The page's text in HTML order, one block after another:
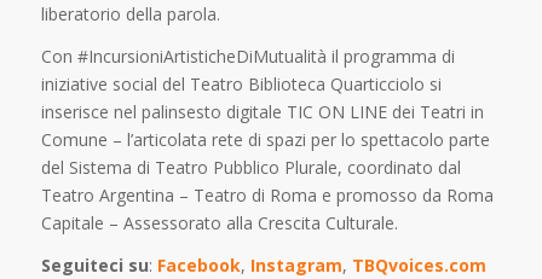
liberatorio della parola.
Con #IncursioniArtisticheDiMutualità il programma di
iniziative social del Teatro Biblioteca Quarticciolo si
inserisce nel palinsesto digitale TIC ON LINE dei Teatri in
Comune – l’articolata rete di spazi per lo spettacolo parte
del Sistema di Teatro Pubblico Plurale, coordinato dal
Teatro Argentina – Teatro di Roma e promosso da Roma
Capitale – Assessorato alla Crescita Culturale.
Seguiteci su: Facebook, Instagram, TBQvoices.com